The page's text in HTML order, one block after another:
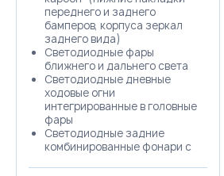
переднего и заднего
бамперов, корпуса зеркал
заднего вида)
Светодиодные фары
ближнего и дальнего света
Светодиодные дневные
ходовые огни
интегрированные в головные
фары
Светодиодные задние
комбинированные фонари с